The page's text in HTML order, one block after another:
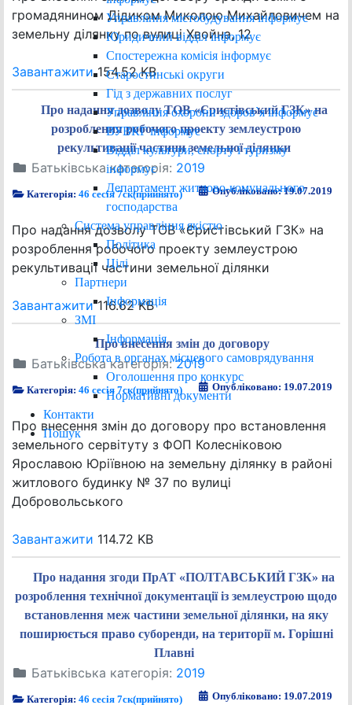
Управління містобудування інформує
Юридичний відділ інформує
Спостережна комісія інформує
Старостинські округи
Гід з державних послуг
Управління охорони здоров`я інформує
ВУВКГ інформує
Відділ культури, спорту і туризму
інформує
Департамент житлово-комунального
господарства
Система управління якістю
Політика
Цілі
Партнери
Інформація
ЗМІ
Інформація
Робота в органах місцевого самоврядування
Оголошення про конкурс
Нормативні документи
Контакти
Пошук
громадянином Дідиком Миколою Михайловичем на
земельну ділянку по вулиці Хвойна, 12
Завантажити154.52 KB
Про надання дозволу ТОВ «Єристівський ГЗК» на
розроблення робочого проекту землеустрою
рекультивації частини земельної ділянки
Батьківська категорія: 2019
Категорія:46 сесія 7ск(прийнято) Опубліковано: 19.07.2019
Про надання дозволу ТОВ «Єристівський ГЗК» на
розроблення робочого проекту землеустрою
рекультивації частини земельної ділянки
Завантажити116.62 KB
Про внесення змін до договору
Батьківська категорія:2019
Категорія:46 сесія 7ск(прийнято) Опубліковано: 19.07.2019
Про внесення змін до договору про встановлення
земельного сервітуту з ФОП Колесніковою
Ярославою Юріївною на земельну ділянку в районі
житлового будинку № 37 по вулиці
Добровольського
Завантажити 114.72 KB
Про надання згоди ПрАТ «ПОЛТАВСЬКИЙ ГЗК» на
розроблення технічної документації із землеустрою щодо
встановлення меж частини земельної ділянки, на яку
поширюється право суборенди, на території м. Горішні
Плавні
Батьківська категорія: 2019
Категорія:46 сесія 7ск(прийнято) Опубліковано: 19.07.2019